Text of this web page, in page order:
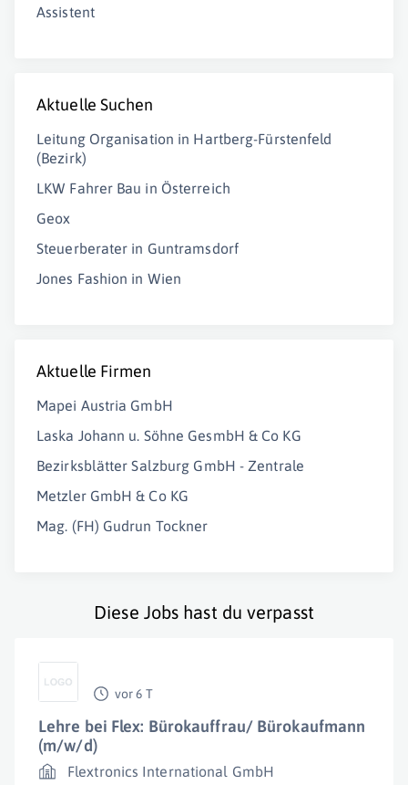
Assistent
Aktuelle Suchen
Leitung Organisation in Hartberg-Fürstenfeld
(Bezirk)
LKW Fahrer Bau in Österreich
Geox
Steuerberater in Guntramsdorf
Jones Fashion in Wien
Aktuelle Firmen
Mapei Austria GmbH
Laska Johann u. Söhne GesmbH & Co KG
Bezirksblätter Salzburg GmbH - Zentrale
Metzler GmbH & Co KG
Mag. (FH) Gudrun Tockner
Diese Jobs hast du verpasst
vor 6 T
Lehre bei Flex: Bürokauffrau/ Bürokaufmann
(m/w/d)
Flextronics International GmbH